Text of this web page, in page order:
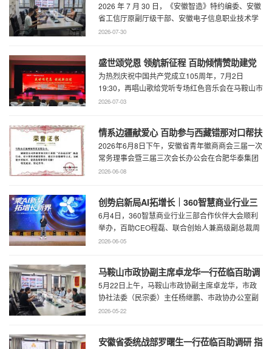
厅级干部、安徽电子信息职业技术学院原党
委书记石象斌莅临百助考察交流
2026 年 7 月 30 日，《安徽智造》特约编委、安徽
省工信厅原副厅级干部、安徽电子信息职业技术学
院原党委书记石象斌莅临百助考 ...
2026-07-30
盛世颂党恩 领航新征程 百助倾情赞助建党
105周年文艺展演
为热烈庆祝中国共产党成立105周年，7月2日
19:30，再唱山歌给党听专场红色音乐会在马鞍山市
工人文化宫职工剧场精彩上演。本场音乐会由 ...
2026-07-03
情系边疆献爱心 百助参与西藏错那对口帮扶
行动
2026年6月8日下午，安徽省青年徽商商会三届一次
常务理事会暨三届三次会长办公会在合肥华泰集团
召开。...
2026-06-08
创势启新局AI拓增长｜360智慧商业行业三
部合作伙伴大会圆满召开
6月4日，360智慧商业行业三部合作伙伴大会顺利
举办，百助CEO程磊、联合创始人兼高级副总裁周
慧受邀参会，与360集团副总裁黄剑及行业各合作
2026-06-05
马鞍山市政协副主席卓龙华一行莅临百助调
研指导工作
5月22日上午，马鞍山市政协副主席卓龙华，市政
协社法委（民宗委）主任杨继鹏、市政协办公室副
主任何慧、市政协专委会综合五科副科长 ...
2026-05-22
安徽省委统战部罗曙生一行莅临百助调研 指